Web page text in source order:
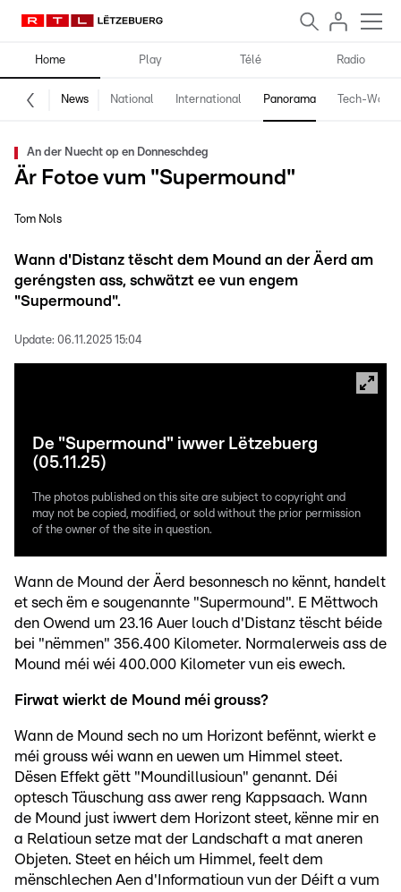
Home Play Télé Radio
News National International Panorama Tech-World
An der Nuecht op en Donneschdeg
Är Fotoe vum "Supermound"
Tom Nols
Wann d'Distanz tëscht dem Mound an der Äerd am
geréngsten ass, schwätzt ee vun engem
"Supermound".
Update: 06.11.2025 15:04
De "Supermound" iwwer Lëtzebuerg
(05.11.25)
The photos published on this site are subject to copyright and
may not be copied, modified, or sold without the prior permission
of the owner of the site in question.
Wann de Mound der Äerd besonnesch no kënnt, handelt
et sech ëm e sougenannte "Supermound". E Mëttwoch
den Owend um 23.16 Auer louch d'Distanz tëscht béide
bei "nëmmen" 356.400 Kilometer. Normalerweis ass de
Mound méi wéi 400.000 Kilometer vun eis ewech.
Firwat wierkt de Mound méi grouss?
Wann de Mound sech no um Horizont befënnt, wierkt e
méi grouss wéi wann en uewen um Himmel steet.
Dësen Effekt gëtt "Moundillusioun" genannt. Déi
optesch Täuschung ass awer reng Kappsaach. Wann
de Mound just iwwert dem Horizont steet, kënne mir en
a Relatioun setze mat der Landschaft a mat aneren
Objeten. Steet en héich um Himmel, feelt dem
mënschlechen Aen d'Informatioun vun der Déift a vum